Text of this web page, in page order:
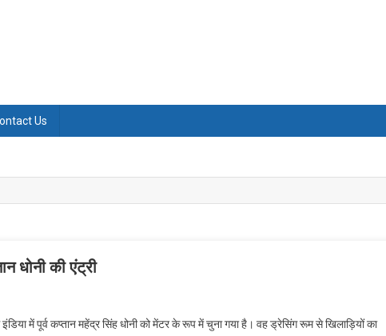
Us
धोनी की एंट्री
में पूर्व कप्तान महेंद्र सिंह धोनी को मेंटर के रूप में चुना गया है। वह ड्रेसिंग रूम से खिलाड़ियों का